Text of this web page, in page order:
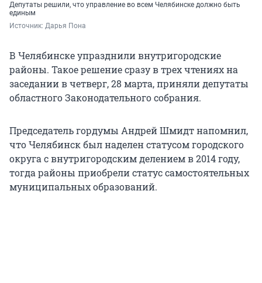
Депутаты решили, что управление во всем Челябинске должно быть
единым
Источник: Дарья Пона
В Челябинске упразднили внутригородские
районы. Такое решение сразу в трех чтениях на
заседании в четверг, 28 марта, приняли депутаты
областного Законодательного собрания.
Председатель гордумы Андрей Шмидт напомнил,
что Челябинск был наделен статусом городского
округа с внутригородским делением в 2014 году,
тогда районы приобрели статус самостоятельных
муниципальных образований.